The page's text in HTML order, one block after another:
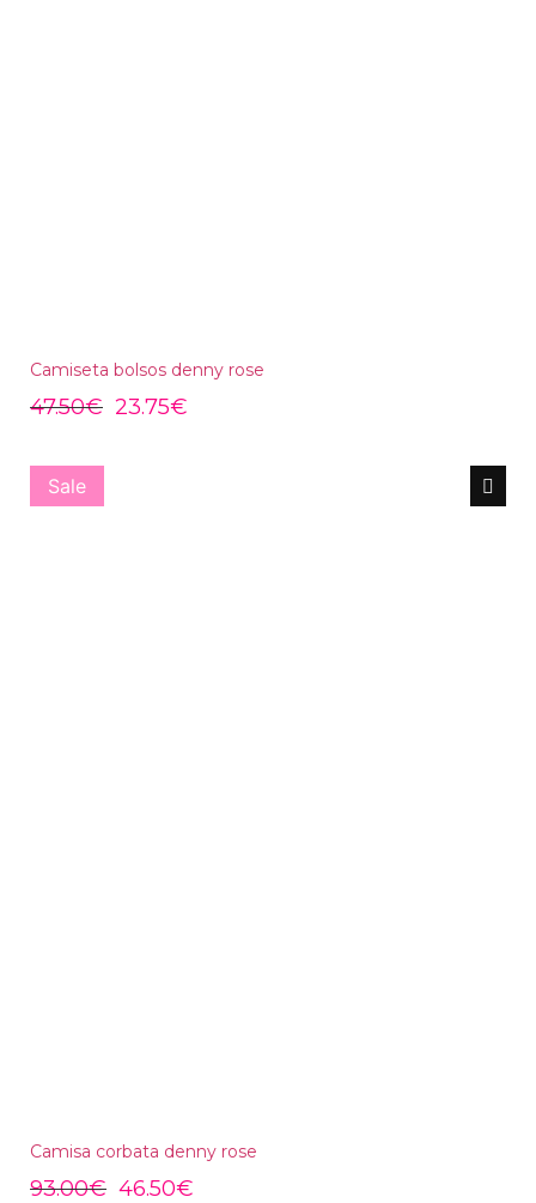
Camiseta bolsos denny rose
47.50€ 23.75€
Sale
Camisa corbata denny rose
93.00€ 46.50€